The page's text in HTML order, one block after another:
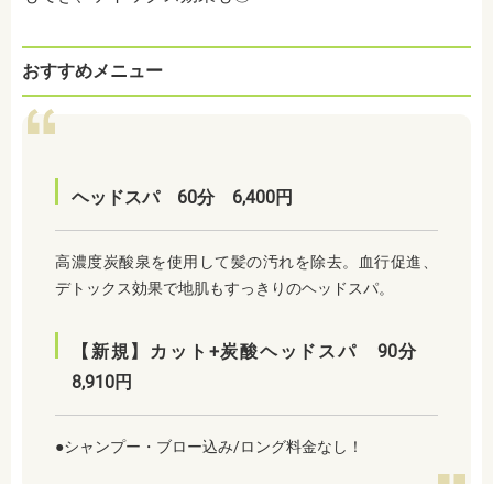
おすすめメニュー
ヘッドスパ 60分 6,400円
高濃度炭酸泉を使用して髪の汚れを除去。血行促進、
デトックス効果で地肌もすっきりのヘッドスパ。
【新規】カット+炭酸ヘッドスパ 90分
8,910円
●シャンプー・ブロー込み/ロング料金なし！